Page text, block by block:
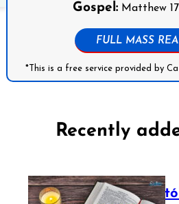
Gospel: Matthew
FULL MASS
*This is a free service provided by
Recently
Bíblia